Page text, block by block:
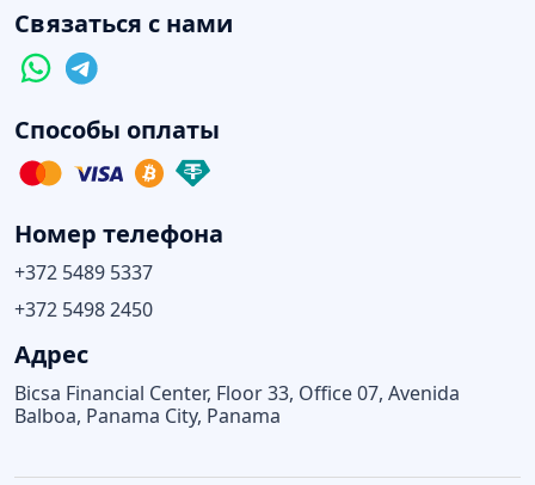
Связаться с нами
Способы оплаты
Номер телефона
+372 5489 5337
+372 5498 2450
Адрес
Bicsa Financial Center, Floor 33, Office 07, Avenida
Balboa, Panama City, Panama